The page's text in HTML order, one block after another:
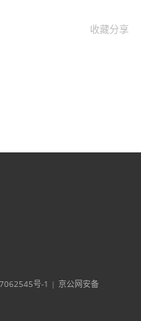
收藏分享
号-1 | 京公网安备